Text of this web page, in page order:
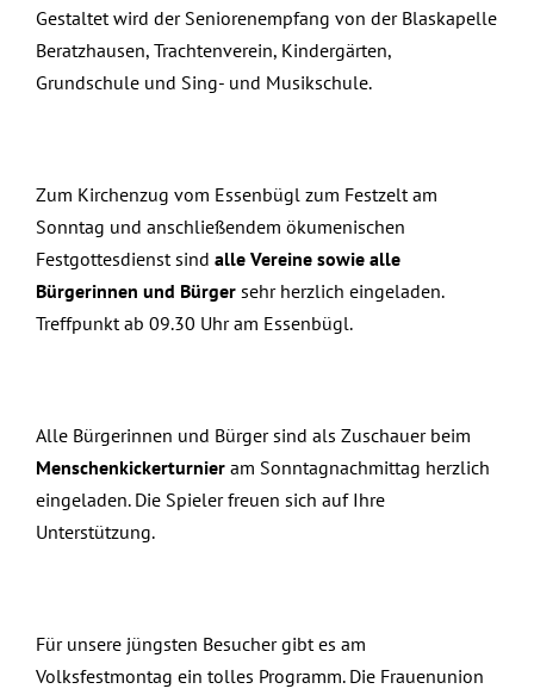
Gestaltet wird der Seniorenempfang von der Blaskapelle
Beratzhausen, Trachtenverein, Kindergärten,
Grundschule und Sing- und Musikschule.
Zum Kirchenzug vom Essenbügl zum Festzelt am
Sonntag und anschließendem ökumenischen
Festgottesdienst sind alle Vereine sowie alle
Bürgerinnen und Bürger sehr herzlich eingeladen.
Treffpunkt ab 09.30 Uhr am Essenbügl.
Alle Bürgerinnen und Bürger sind als Zuschauer beim
Menschenkickerturnier am Sonntagnachmittag herzlich
eingeladen. Die Spieler freuen sich auf Ihre
Unterstützung.
Für unsere jüngsten Besucher gibt es am
Volksfestmontag ein tolles Programm. Die Frauenunion